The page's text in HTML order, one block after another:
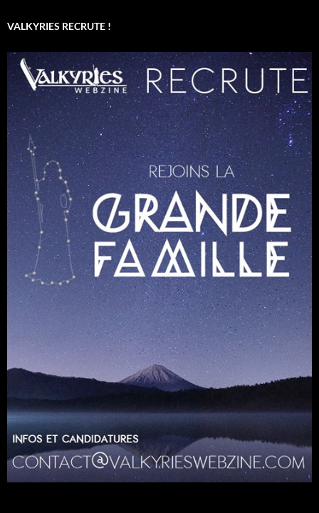
VALKYRIES RECRUTE !